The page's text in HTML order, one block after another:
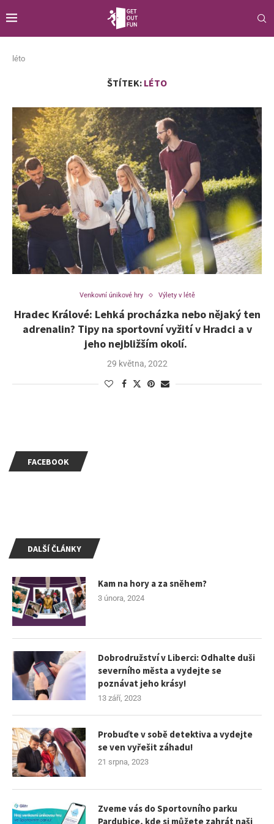
léto
ŠTÍTEK: LÉTO
Venkovní únikové hry Výlety v létě
Hradec Králové: Lehká procházka nebo nějaký ten
adrenalin? Tipy na sportovní vyžití v Hradci a v
jeho nejbližším okolí.
29 května, 2022
DALŠÍ ČLÁNKY
Kam na hory a za sněhem?
3 února, 2024
Dobrodružství v Liberci: Odhalte duši
severního města a vydejte se
poznávat jeho krásy!
13 září, 2023
Probuďte v sobě detektiva a vydejte
se ven vyřešit záhadu!
21 srpna, 2023
Zveme vás do Sportovního parku
Pardubice, kde si můžete zahrát naši
FACEBOOK